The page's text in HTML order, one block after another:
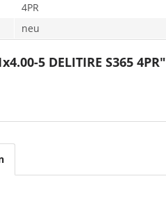
4PR
neu
5 DELITIRE S365 4PR"